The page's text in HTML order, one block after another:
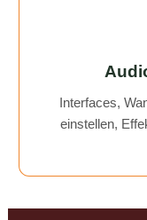
Interfaces,
einstellen,